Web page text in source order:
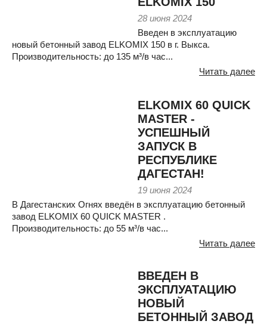
28 июня 2024
Введен в эксплуатацию
новый бетонный завод ELKOMIX 150 в г. Выкса.
Производительность: до 135 м³/в час...
Читать далее
ELKOMIX 60 QUICK
MASTER -
УСПЕШНЫЙ
ЗАПУСК В
РЕСПУБЛИКЕ
ДАГЕСТАН!
19 июня 2024
В Дагестанских Огнях введён в эксплуатацию бетонный
завод ELKOMIX 60 QUICK MASTER .
Производительность: до 55 м³/в час...
Читать далее
ВВЕДЕН В
ЭКСПЛУАТАЦИЮ
НОВЫЙ
БЕТОННЫЙ ЗАВОД